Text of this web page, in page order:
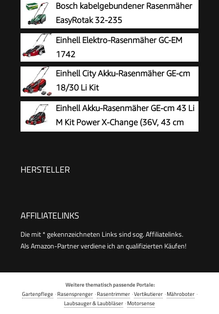
Bosch kabelgebundener Rasenmäher
EasyRotak 32-235
Einhell Elektro-Rasenmäher GC-EM
1742
Einhell City Akku-Rasenmäher GE-cm
18/30 Li Kit
Einhell Akku-Rasenmäher GE-cm 43 Li
M Kit Power X-Change (36V, 43 cm
Schnitthöhe, inkl. 2X 4,0Ah + 2X Ladegerät)
HERSTELLER
AFFILIATELINKS
Die mit * gekennzeichneten Links sind sog. Affiliatelinks.
Als Amazon-Partner verdiene ich an qualifizierten Käufen!
Weitere thematisch passende Portale:
Gartenpflege ·Rasensprenger·Rasentrimmer·Vertikutierer·Mähroboter·
Laubsauger & Laubbläser ·Motorsense